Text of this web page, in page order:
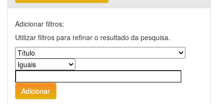
Adicionar filtros:
Utilizar filtros para refinar o resultado da pesquisa.